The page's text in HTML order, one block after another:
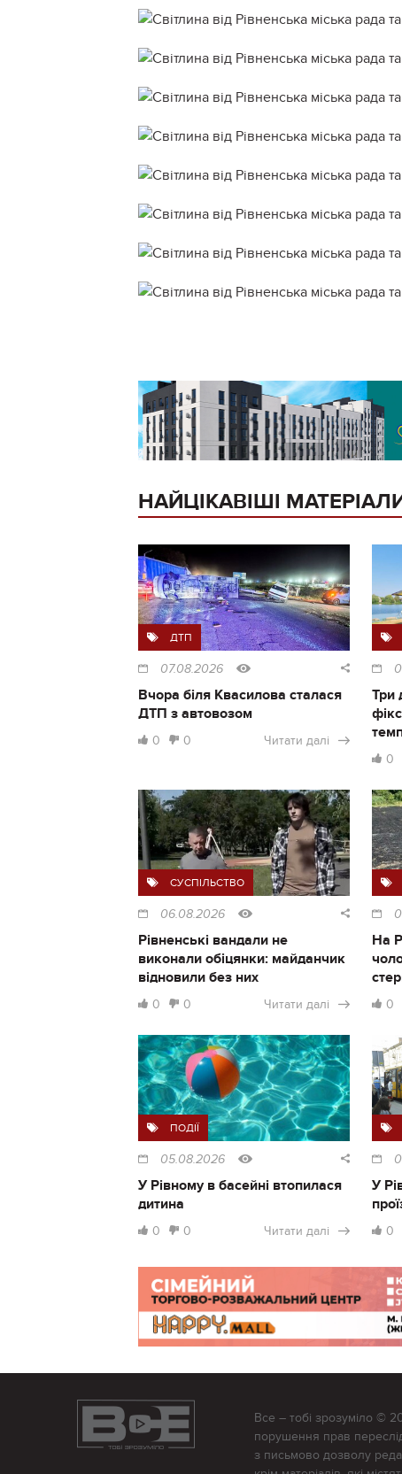
НАЙЦІКАВІШІ
ДТП
07.08.2026
Вчора біля Квасилова сталася
ДТП з автовозом
0 0 Читати далі
Три
0
СУСПІЛЬСТВО
06.08.2026
Рівненські вандали не
виконали обіцянки: майданчик
відновили без них
0 0 Читати далі
На
0
ПОДІЇ
05.08.2026
У Рівному в басейні втопилася
дитина
0 0 Читати далі
У
0
Все – тобі зрозуміло ©
порушення прав
з письмово дозволу